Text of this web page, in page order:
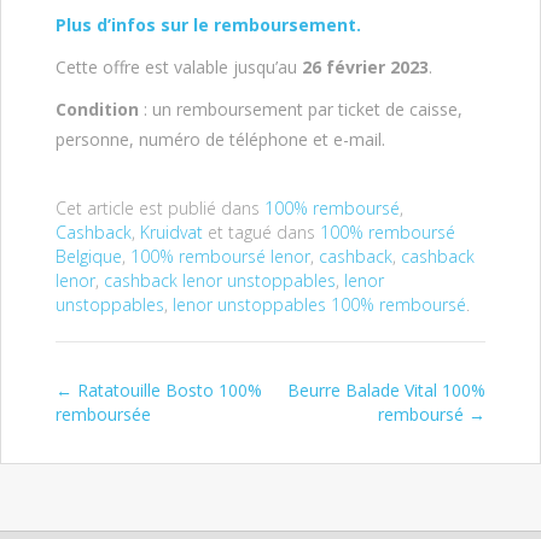
Plus d’infos sur le remboursement.
Cette offre est valable jusqu’au 26 février 2023.
Condition : un remboursement par ticket de caisse,
personne, numéro de téléphone et e-mail.
Cet article est publié dans 100% remboursé,
Cashback, Kruidvat et tagué dans 100% remboursé
Belgique, 100% remboursé lenor, cashback, cashback
lenor, cashback lenor unstoppables, lenor
unstoppables, lenor unstoppables 100% remboursé
Post navigation
← Ratatouille Bosto 100%
remboursée
Beurre Balade Vital 100%
remboursé →